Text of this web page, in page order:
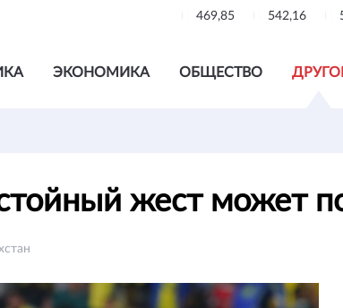
469,85 542,16
ЭКОНОМИКА ОБЩЕСТВО
жест может